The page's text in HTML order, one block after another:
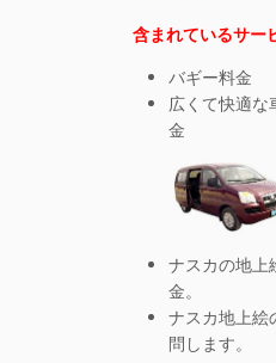
含まれているサー
バギー料金
広くて快適な
金
ナスカの地上
金。
ナスカ地上絵
問します。